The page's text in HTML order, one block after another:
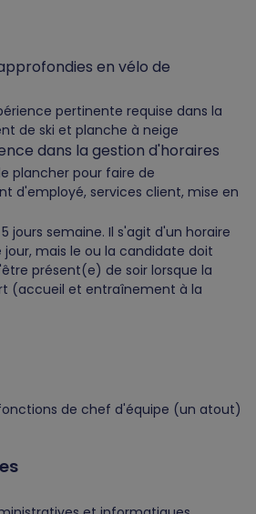
en vélo de
pertinente requise dans la
de ski et planche à neige
dans la gestion d'horaires
plancher pour faire de
d'employé, services client, mise en
jours semaine. Il s'agit d'un horaire
mais le ou la candidate doit
présent(e) de soir lorsque la
(accueil et entraînement à la
de chef d'équipe (un atout)